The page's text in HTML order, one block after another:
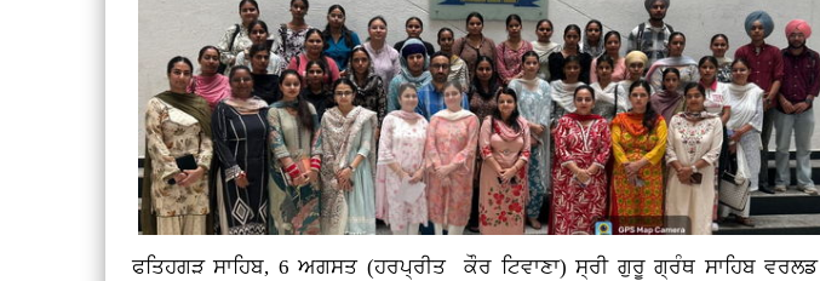
ਫਤਿਹਗੜ ਸਾਹਿਬ, 6 ਅਗਸਤ (ਹਰਪ੍ਰੀਤ ਕੌਰ ਟਿਵਾਣਾ)ਸ੍ਰੀ ਗੁਰੂ ਗ੍ਰੰਥ ਸਾਹਿਬ ਵਰਲਡ